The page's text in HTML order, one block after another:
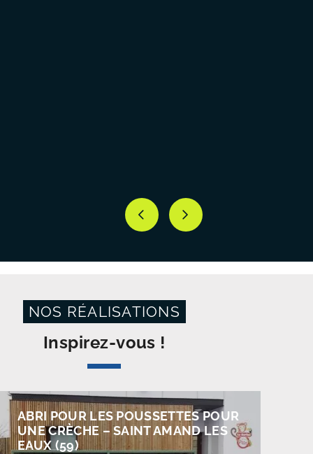
NOS RÉALISATIONS
Inspirez-vous !
ABRI POUR LES POUSSETTES POUR
UNE CRÈCHE – SAINT AMAND LES
EAUX (59)